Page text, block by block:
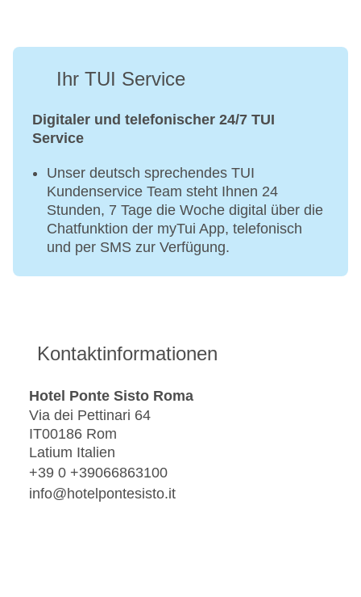
Ihr TUI Service
Digitaler und telefonischer 24/7 TUI
Service
Unser deutsch sprechendes TUI
Kundenservice Team steht Ihnen 24
Stunden, 7 Tage die Woche digital über die
Chatfunktion der myTui App, telefonisch
und per SMS zur Verfügung.
Kontaktinformationen
Hotel Ponte Sisto Roma
Via dei Pettinari 64
IT00186 Rom
Latium Italien
+39 0 +39066863100
info@hotelpontesisto.it